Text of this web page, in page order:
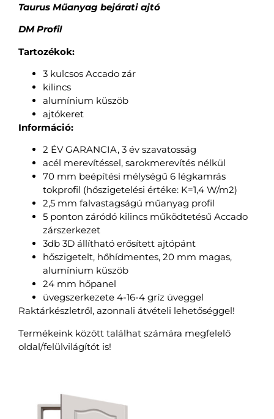
Taurus Műanyag bejárati ajtó
DM Profil
Tartozékok:
3 kulcsos Accado zár
kilincs
alumínium küszöb
ajtókeret
Információ:
2 ÉV GARANCIA, 3 év szavatosság
acél merevítéssel, sarokmerevítés nélkül
70 mm beépítési mélységű 6 légkamrás
tokprofil (hőszigetelési értéke: K=1,4 W/m2)
2,5 mm falvastagságú műanyag profil
5 ponton záródó kilincs működtetésű Accado
zárszerkezet
3db 3D állítható erősített ajtópánt
hőszigetelt, hőhídmentes, 20 mm magas,
alumínium küszöb
24 mm hőpanel
üvegszerkezete 4-16-4 gríz üveggel
Raktárkészletről, azonnali átvételi lehetőséggel!
Termékeink között találhat számára megfelelő
oldal/felülvilágítót is!